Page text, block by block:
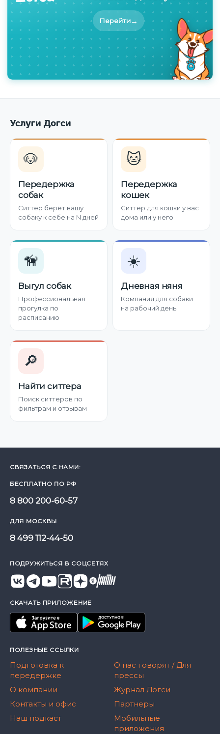
Перейти→
Услуги Догси
🐶
Передержка
собак
Ситтер берёт вашу
собаку к себе на N дней
🐱
Передержка
кошек
Ситтер для кошки у вас
дома или у него
🦮
Выгул собак
Профессиональная
прогулка по
расписанию
☀️
Дневная няня
Компания для собаки
на рабочий день
🔎
Найти ситтера
Поиск ситтеров по
фильтрам и отзывам
СВЯЗАТЬСЯ С НАМИ:
БЕСПЛАТНО ПО РФ
8 800 200-60-57
ДЛЯ МОСКВЫ
8 499 112-44-50
ПОДРУЖИТЬСЯ В СОЦСЕТЯХ
СКАЧАТЬ ПРИЛОЖЕНИЕ
ПОЛЕЗНЫЕ ССЫЛКИ
Подготовка к
передержке
О компании
Контакты и офис
Наш подкаст
О нас говорят / Для
прессы
Журнал Догси
Партнеры
Мобильные
приложения